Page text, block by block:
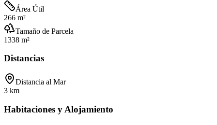
Área Útil
266 m²
Tamaño de Parcela
1338 m²
Distancias
Distancia al Mar
3 km
Habitaciones y Alojamiento